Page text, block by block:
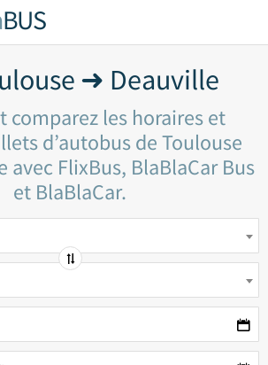
BUS
➜ Deauville
comparez les horaires et
d’autobus de Toulouse
avec FlixBus, BlaBlaCar Bus
et BlaBlaCar.